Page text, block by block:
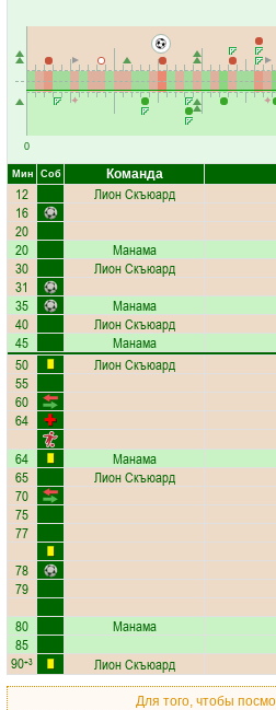
0
Мин Соб Команда
12 Лион Скъюард
16
20
20 Манама
30 Лион Скъюард
31
35 Манама
40 Лион Скъюард
45 Манама
50 Лион Скъюард
55
60
64
64 Манама
65 Лион Скъюард
70
75
77
78
79
80 Манама
85
90+3 Лион Скъюард
Для того, чтобы